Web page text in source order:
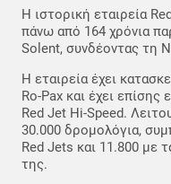
Η ιστορική εταιρεία
πάνω από 164 χρόνια
Solent, συνδέοντας τη
Η εταιρεία έχει
Ro-Pax και έχει επίσης
Red Jet Hi-Speed.
30.000 δρομολόγια,
Red Jets και 11.800 με
της.